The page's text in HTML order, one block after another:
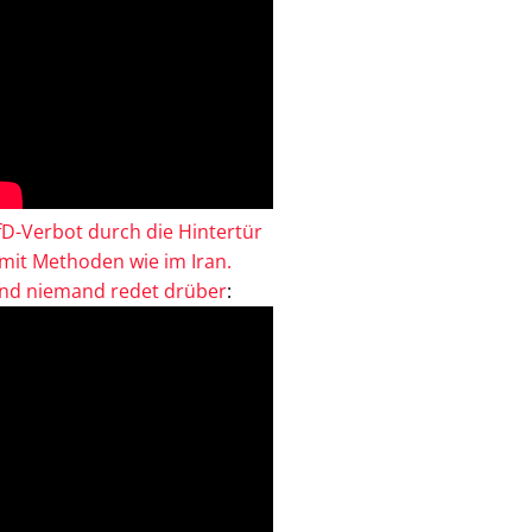
Verbot durch die Hintertür
Methoden wie im Iran.
niemand redet drüber: